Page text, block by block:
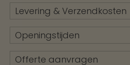
Levering & Verzendkosten
Openingstijden
Offerte aanvragen